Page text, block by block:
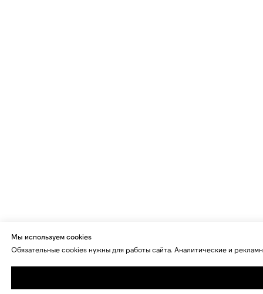
Мы используем cookies
Обязательные cookies нужны для работы сайта. Аналитические и